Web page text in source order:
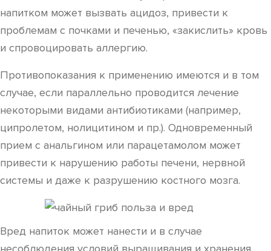
напитком может вызвать ацидоз, привести к
проблемам с почками и печенью, «закислить» кровь
и спровоцировать аллергию.
Противопоказания к применению имеются и в том
случае, если параллельно проводится лечение
некоторыми видами антибиотиками (например,
ципролетом, нолицитином и пр.). Одновременный
прием с анальгином или парацетамолом может
привести к нарушению работы печени, нервной
системы и даже к разрушению костного мозга.
Вред напиток может нанести и в случае